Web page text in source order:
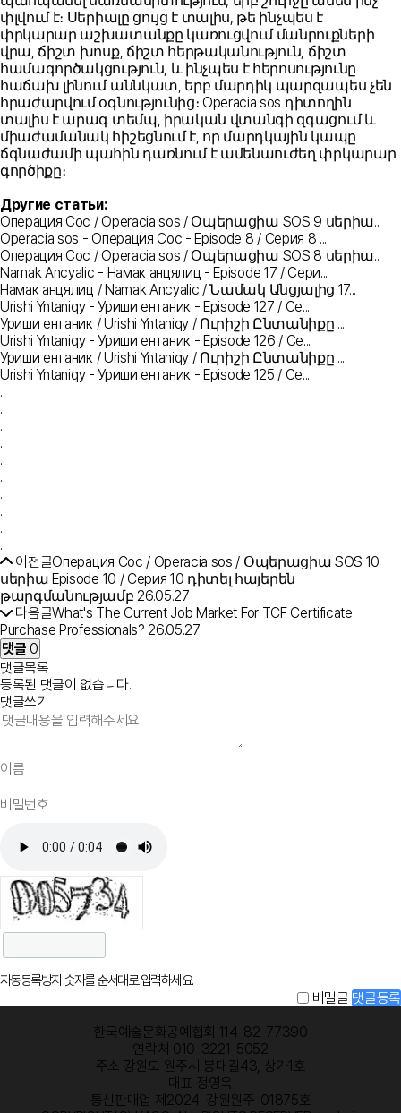
փլվում է։ Սերիալը ցույց է տալիս, թե ինչպես է
փրկարար աշխատանքը կառուցվում մանրուքների
վրա, ճիշտ խոսք, ճիշտ հերթականություն, ճիշտ
համագործակցություն, և ինչպես է հերոսությունը
հաճախ լինում աննկատ, երբ մարդիկ պարզապես չեն
հրաժարվում օգնությունից։ Operacia sos դիտողին
տալիս է արագ տեմպ, իրական վտանգի զգացում և
միաժամանակ հիշեցնում է, որ մարդկային կապը
ճգնաժամի պահին դառնում է ամենաուժեղ փրկարար
գործիքը։
Другие статьи:
Операция Сос / Operacia sos / Օպերացիա SOS 9 սերիա...
Operacia sos - Операция Сос - Episode 8 / Серия 8 ...
Операция Сос / Operacia sos / Օպերացիա SOS 8 սերիա...
Namak Ancyalic - Намак анцялиц - Episode 17 / Сери...
Намак анцялиц / Namak Ancyalic / Նամակ Անցյալից 17...
Urishi Yntaniqy - Уриши ентаник - Episode 127 / Се...
Уриши ентаник / Urishi Yntaniqy / Ուրիշի Ընտանիքը ...
Urishi Yntaniqy - Уриши ентаник - Episode 126 / Се...
Уриши ентаник / Urishi Yntaniqy / Ուրիշի Ընտանիքը ...
Urishi Yntaniqy - Уриши ентаник - Episode 125 / Се...
.
.
.
.
.
.
.
.
.
.
이전글Операция Сос / Operacia sos / Օպերացիա SOS 10
սերիա Episode 10 / Серия 10 դիտել հայերեն
թարգմանությամբ 26.05.27
다음글What's The Current Job Market For TCF Certificate
Purchase Professionals? 26.05.27
댓글 0
댓글목록
등록된 댓글이 없습니다.
댓글쓰기
자동등록방지 숫자를 순서대로 입력하세요.
비밀글 댓글등록
한국예술문화공예협회 114-82-77390
연락처 010-3221-5052
주소 강원도 원주시 봉대길43, 상가1호
대표 정영옥
통신판매업 제2024-강원원주-01875호